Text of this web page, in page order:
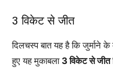
3 विकेट से जीत
दिलचस्प बात यह है कि जुर्माने
हुए यह मुकाबला 3 विकेट से जीत